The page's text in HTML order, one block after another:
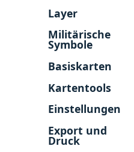
Layer
Militärische
Symbole
Basiskarten
Kartentools
Einstellungen
Export und
Druck